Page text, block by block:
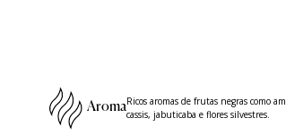
AromaRicos aromas de frutas negras como
cassis, jabuticaba e flores silvestres.